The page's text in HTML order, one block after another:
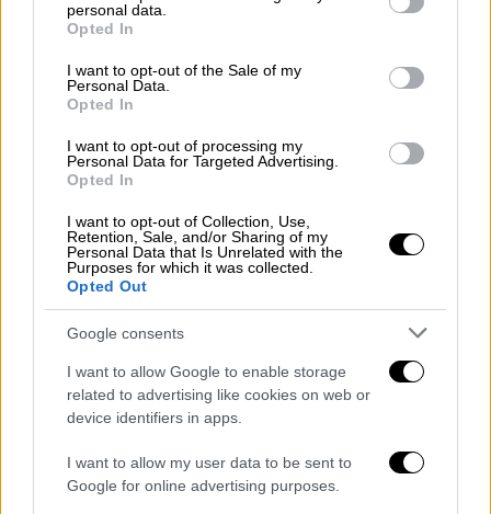
grant or deny consent to Google and its third-party tags to
use your data for below specified purposes in below Google
consent section.
personal data.
Opted In
I want to opt-out of the Sale of my
Personal Data.
Opted In
I want to opt-out of processing my
Personal Data for Targeted Advertising.
Opted In
I want to opt-out of Collection, Use,
Retention, Sale, and/or Sharing of my
Personal Data that Is Unrelated with the
Purposes for which it was collected.
Opted Out
Google consents
I want to allow Google to enable storage
related to advertising like cookies on web or
device identifiers in apps.
I want to allow my user data to be sent to
Google for online advertising purposes.
γιατρό, να σου βρει κάτι στην αρχή του, να
στο τελειώσει και να γλιτώσεις από πολλά
βάσανα. Στη δική μου περίπτωση, όταν το
έμαθα, το έμαθα πάρα πολύ άγαρμπα. Ο δικός
τίποτα, θα σου πει ακριβώς τα πράγματα και
καλά κάνει. Έχω ξαναπεί ότι έχασα τη γη
σου, αλλάζει το σύμπαν. Αφού έκανα την
πρώτη επέμβαση, που είχε πολύ πόνο και τις
πρώτες μου χημειοθεραπείες, μετά άρχισα
να βλέπω πολύ διαφορετικά τα πράγματα»,
σημείωσε
Σε άλλο μέρος της συνέντευξης ο μουσικός
μίλησε για τις οικονομικές δυσκολίες που
βίωσε: «Πήρα την απόφαση μόνος μου και
είπα δεν το θέλω πια αυτό. Βρήκα τον εαυτό